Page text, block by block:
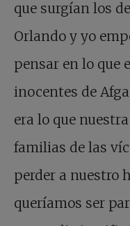
que surgían los
Orlando y yo
pensar en lo que
inocentes de
era lo que
familias de las
perder a nuestro
queríamos ser